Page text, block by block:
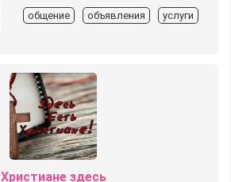
общение объявления услуги
Христиане здесь